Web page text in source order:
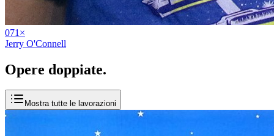
071 ×
Jerry O'Connell
Opere doppiate.
Mostra tutte le lavorazioni